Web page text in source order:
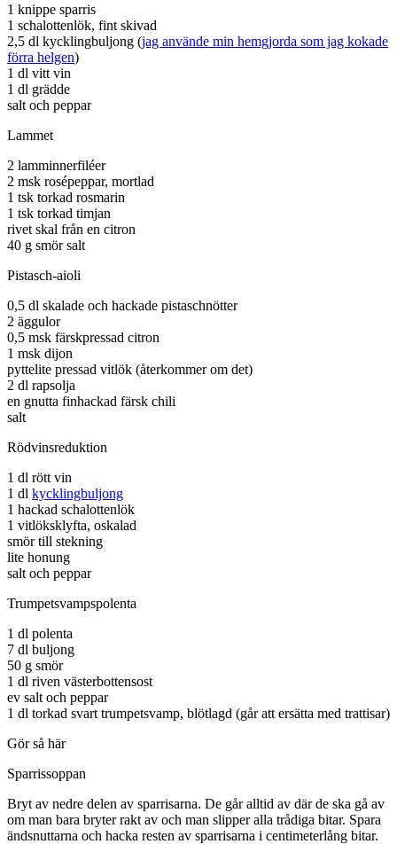
1 knippe sparris
1 schalottenlök, fint skivad
2,5 dl kycklingbuljong (jag använde min hemgjorda som jag kokade
förra helgen)
1 dl vitt vin
1 dl grädde
salt och peppar
Lammet
2 lamminnerfiléer
2 msk rosépeppar, mortlad
1 tsk torkad rosmarin
1 tsk torkad timjan
rivet skal från en citron
40 g smör salt
Pistasch-aioli
0,5 dl skalade och hackade pistaschnötter
2 äggulor
0,5 msk färskpressad citron
1 msk dijon
pyttelite pressad vitlök (återkommer om det)
2 dl rapsolja
en gnutta finhackad färsk chili
salt
Rödvinsreduktion
1 dl rött vin
1 dl kycklingbuljong
1 hackad schalottenlök
1 vitlöksklyfta, oskalad
smör till stekning
lite honung
salt och peppar
Trumpetsvampspolenta
1 dl polenta
7 dl buljong
50 g smör
1 dl riven västerbottensost
ev salt och peppar
1 dl torkad svart trumpetsvamp, blötlagd (går att ersätta med trattisar)
Gör så här
Sparrissoppan
Bryt av nedre delen av sparrisarna. De går alltid av där de ska gå av
om man bara bryter rakt av och man slipper alla trådiga bitar. Spara
ändsnuttarna och hacka resten av sparrisarna i centimeterlång bitar.